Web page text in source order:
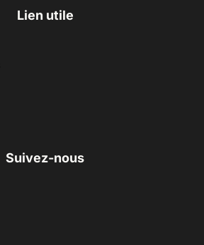
Lien utile
Suivez-nous